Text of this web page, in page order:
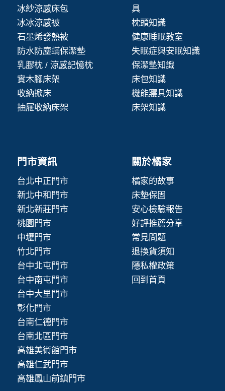
冰紗涼感床包
冰冰涼感被
石墨烯發熱被
防水防塵蟎保潔墊
乳膠枕 / 涼感記憶枕
實木腳床架
收納掀床
抽屜收納床架
具
枕頭知識
健康睡眠教室
失眠症與安眠知識
保潔墊知識
床包知識
機能寢具知識
床架知識
門市資訊
台北中正門市
新北中和門市
新北新莊門市
桃園門市
中壢門市
竹北門市
台中北屯門市
台中南屯門市
台中大里門市
彰化門市
台南仁德門市
台南北區門市
高雄美術館門市
高雄仁武門市
高雄鳳山前鎮門市
關於橘家
橘家的故事
床墊保固
安心檢驗報告
好評推薦分享
常見問題
退換貨須知
隱私權政策
回到首頁